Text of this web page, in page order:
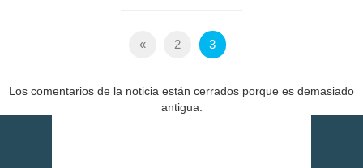
« 2 3
Los comentarios de la noticia están cerrados porque es demasiado
antigua.